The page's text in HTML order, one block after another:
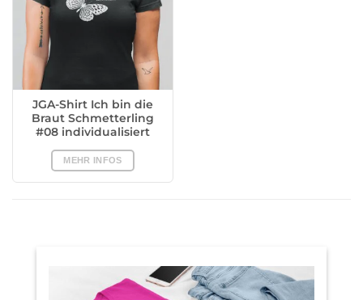
JGA-Shirt Ich bin die
Braut Schmetterling
#08 individualisiert
MEHR INFOS